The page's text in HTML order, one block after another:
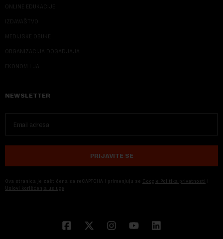
ONLINE EDUKACIJE
IZDAVAŠTVO
MEDIJSKE OBUKE
ORGANIZACIJA DOGADJAJA
EKONOM I JA
NEWSLETTER
PRIJAVITE SE
Ova stranica je zaštićena sa reCAPTCHA i primenjuju se Google Politika privatnosti i
Uslovi korišćenja usluge